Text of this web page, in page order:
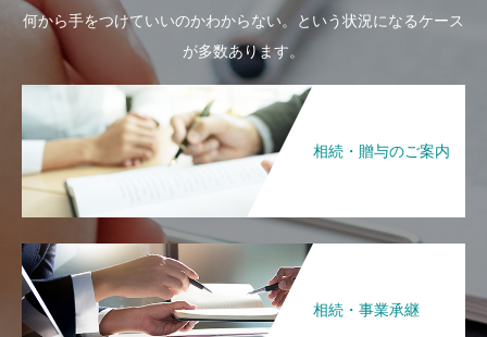
何から手をつけていいのかわからない。という状況になるケース
が多数あります。
相続・贈与のご案内
相続・事業承継